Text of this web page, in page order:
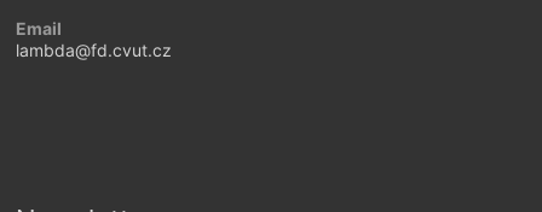
Email
lambda@fd.cvut.cz